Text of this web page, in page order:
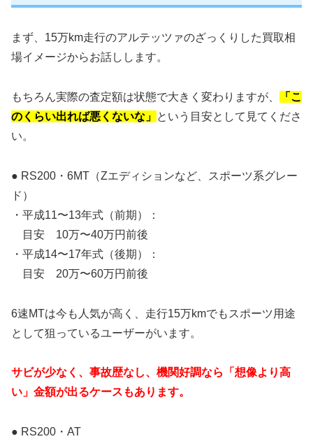
まず、15万km走行のアルテッツァのざっくりした買取相
場イメージからお話しします。
もちろん実際の査定額は状態で大きく変わりますが、
「こ
のくらい出れば悪くないな」 という目安として見てくださ
い。
● RS200・6MT（Zエディションなど、スポーツ系グレー
ド）
・平成11〜13年式（前期）：
目安 10万〜40万円前後
・平成14〜17年式（後期）：
目安 20万〜60万円前後
6速MTは今も人気が高く、走行15万kmでもスポーツ用途
として狙っているユーザーがいます。
サビが少なく、事故歴なし、機関好調なら「想像より高
い」金額が出るケースもあります。
● RS200・AT